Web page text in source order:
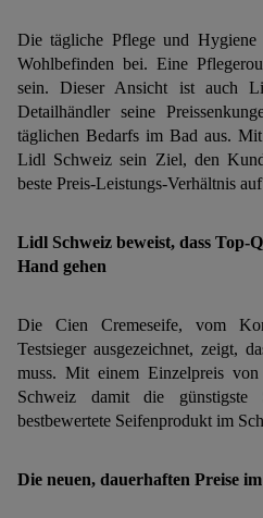
Die tägliche Pflege und
Wohlbefinden bei. Eine
sein. Dieser Ansicht ist auch
Detailhändler seine
täglichen Bedarfs im Bad aus.
Lidl Schweiz sein Ziel, den
beste Preis-Leistungs-Verhältnis
Lidl Schweiz beweist, dass Top-
Hand gehen
Die Cien Cremeseife, vom
Testsieger ausgezeichnet, zeigt,
muss. Mit einem Einzelpreis
Schweiz damit die günstigste
bestbewertete Seifenprodukt im
Die neuen, dauerhaften Preise